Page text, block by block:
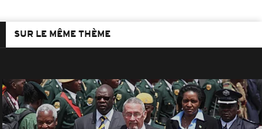
SUR LE MÊME THÈME